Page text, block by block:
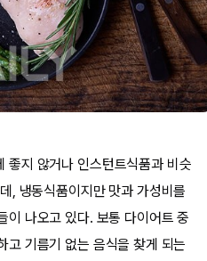
좋지 않거나 인스턴트식품과 비슷
, 냉동식품이지만 맛과 가성비를
이 나오고 있다. 보통 다이어트 중
고 기름기 없는 음식을 찾게 되는